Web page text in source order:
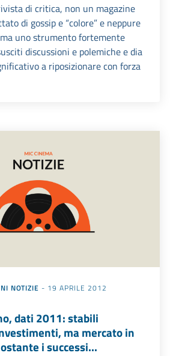
di critica, non un magazine
di gossip e “colore” e neppure
uno strumento fortemente
discussioni e polemiche e dia
a riposizionare con forza
NOTIZIE - 19 APRILE 2012
dati 2011: stabili
ma mercato in
i successi...